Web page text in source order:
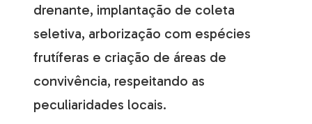
drenante, implantação de coleta
seletiva, arborização com espécies
frutíferas e criação de áreas de
convivência, respeitando as
peculiaridades locais.